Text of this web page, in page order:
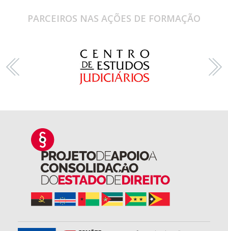
PARCEIROS NAS AÇÕES DE FORMAÇÃO